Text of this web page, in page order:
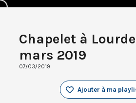
Chapelet à
mars 2019
07/03/2019
Ajouter à ma